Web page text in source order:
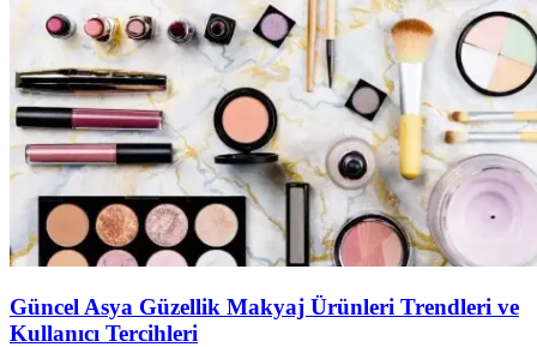
Güncel Asya Güzellik Makyaj Ürünleri Trendleri ve
Kullanıcı Tercihleri